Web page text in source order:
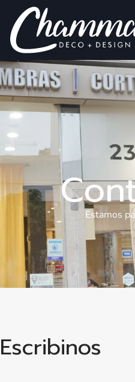
Estamos
Escribinos